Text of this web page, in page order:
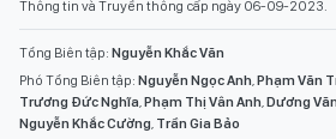
Thông tin và Truyền thông cấp ngày 06-09-2023.
Tổng Biên tập: Nguyễn Khắc Văn
Phó Tổng Biên tập: Nguyễn Ngọc Anh,Phạm Văn
Trương Đức Nghĩa,Phạm Thị Vân Anh,Dương
Nguyễn Khắc Cường, Trần Gia Bảo